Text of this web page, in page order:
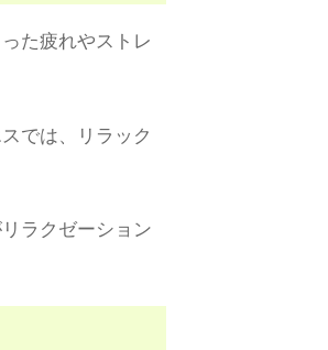
た疲れやストレ
では、リラック
ラクゼーション